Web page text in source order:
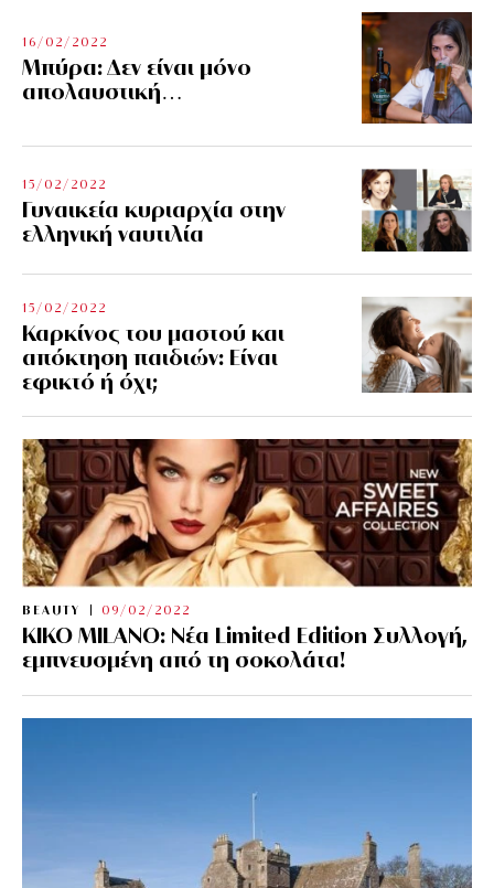
16/02/2022
Μπύρα: Δεν είναι μόνο
απολαυστική…
15/02/2022
Γυναικεία κυριαρχία στην
ελληνική ναυτιλία
15/02/2022
Καρκίνος του μαστού και
απόκτηση παιδιών: Είναι
εφικτό ή όχι;
BEAUTY 09/02/2022
KIKO MILANO: Νέα Limited Edition Συλλογή,
εμπνευσμένη από τη σοκολάτα!